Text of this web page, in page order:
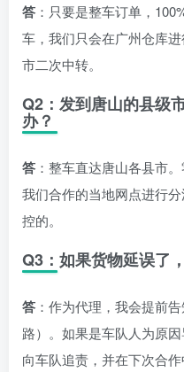
答 ：只要是整车订单，
车，我们只会在广州仓库
市二次中转。
Q2：发到唐山的县级
办？
答 ：整车直达唐山各县市
我们合作的当地网点进行
控的。
Q3：如果货物延误了
答 ：作为代理，我会提前
路）。如果是车队人为原
向车队追责，并在下次合作